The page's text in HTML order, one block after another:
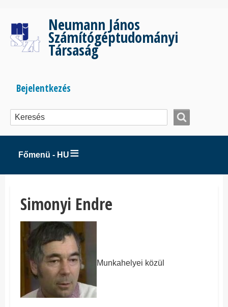
tartalomra
Neumann János
Számítógéptudományi
Társaság
Bejelentkezés
menüje
Bejelentkezés
Főmenü - HU
Simonyi Endre
Munkahelyei közül